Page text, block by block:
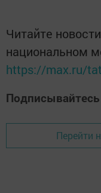
Читайте
национальном
https://max.ru/
Перейти